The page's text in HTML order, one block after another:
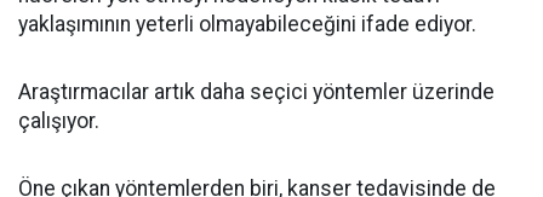
yaklaşımının yeterli olmayabileceğini ifade ediyor.
Araştırmacılar artık daha seçici yöntemler üzerinde
çalışıyor.
Öne çıkan yöntemlerden biri, kanser tedavisinde de